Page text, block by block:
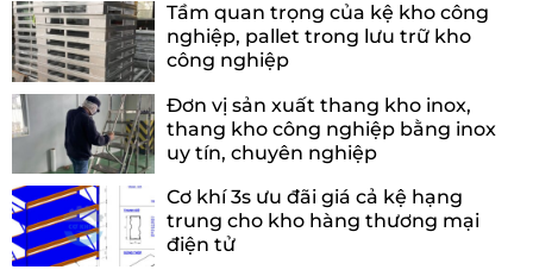
Tầm quan trọng của kệ kho công
nghiệp, pallet trong lưu trữ kho
công nghiệp
Đơn vị sản xuất thang kho inox,
thang kho công nghiệp bằng inox
uy tín, chuyên nghiệp
Cơ khí 3s ưu đãi giá cả kệ hạng
trung cho kho hàng thương mại
điện tử